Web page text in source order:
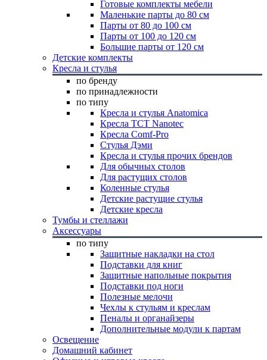
Готовые комплекты мебели
Маленькие парты до 80 см
Парты от 80 до 100 см
Парты от 100 до 120 см
Большие парты от 120 см
Детские комплекты
Кресла и стулья
по бренду
по принадлежности
по типу
Кресла и стулья Anatomica
Кресла TCT Nanotec
Кресла Comf-Pro
Стулья Дэми
Кресла и стулья прочих брендов
Для обычных столов
Для растущих столов
Коленные стулья
Детские растущие стулья
Детские кресла
Тумбы и стеллажи
Аксессуары
по типу
Защитные накладки на стол
Подставки для книг
Защитные напольные покрытия
Подставки под ноги
Полезные мелочи
Чехлы к стульям и креслам
Пеналы и органайзеры
Дополнительные модули к партам
Освещение
Домашний кабинет